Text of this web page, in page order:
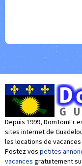
Depuis 1999, DomTomFr
sites internet de
les locations de
Postez vos petites
vacances gratuitement